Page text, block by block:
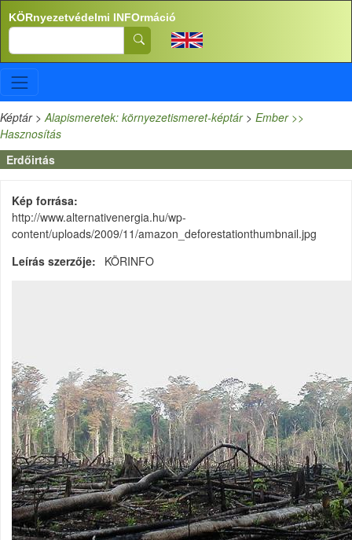
Ugrás a tartalomra
KÖRnyezetvédelmi INFOrmáció
Search
Képtár>Alapismeretek: környezetismeret-képtár> Ember >>
Hasznosítás
Erdőirtás
Kép forrása
http://www.alternativenergia.hu/wp-
content/uploads/2009/11/amazon_deforestationthumbnail.jpg
Leírás szerzője
KÖRINFO